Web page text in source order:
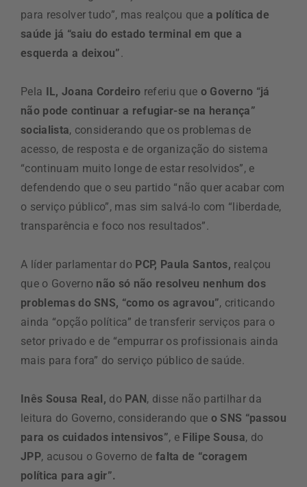
para resolver tudo”, mas realçou que a política de
saúde já “saiu do estado terminal em que a
esquerda a deixou”.
Pela IL, Joana Cordeiro referiu que o Governo “já
não pode continuar a refugiar-se na herança”
socialista, considerando que os problemas de
acesso, de resposta e de organização do sistema
“continuam muito longe de estar resolvidos”, e
defendendo que o seu partido “não quer acabar com
o serviço público”, mas sim salvá-lo com “liberdade,
transparência e foco nos resultados”.
A líder parlamentar do PCP, Paula Santos, realçou
que o Governo não só não resolveu nenhum dos
problemas do SNS, “como os agravou”, criticando
ainda “opção política” de transferir serviços para o
setor privado e de “empurrar os profissionais ainda
mais para fora” do serviço público de saúde.
Inês Sousa Real, do PAN , disse não partilhar da
leitura do Governo, considerando que o SNS “passou
para os cuidados intensivos”, e Filipe Sousa, do
JPP, acusou o Governo defalta de “coragem
política para agir”.